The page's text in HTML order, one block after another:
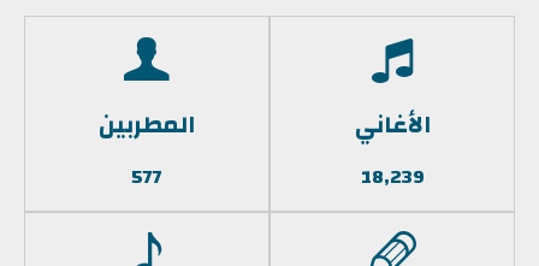
الأغاني
18,239
المطربين
577